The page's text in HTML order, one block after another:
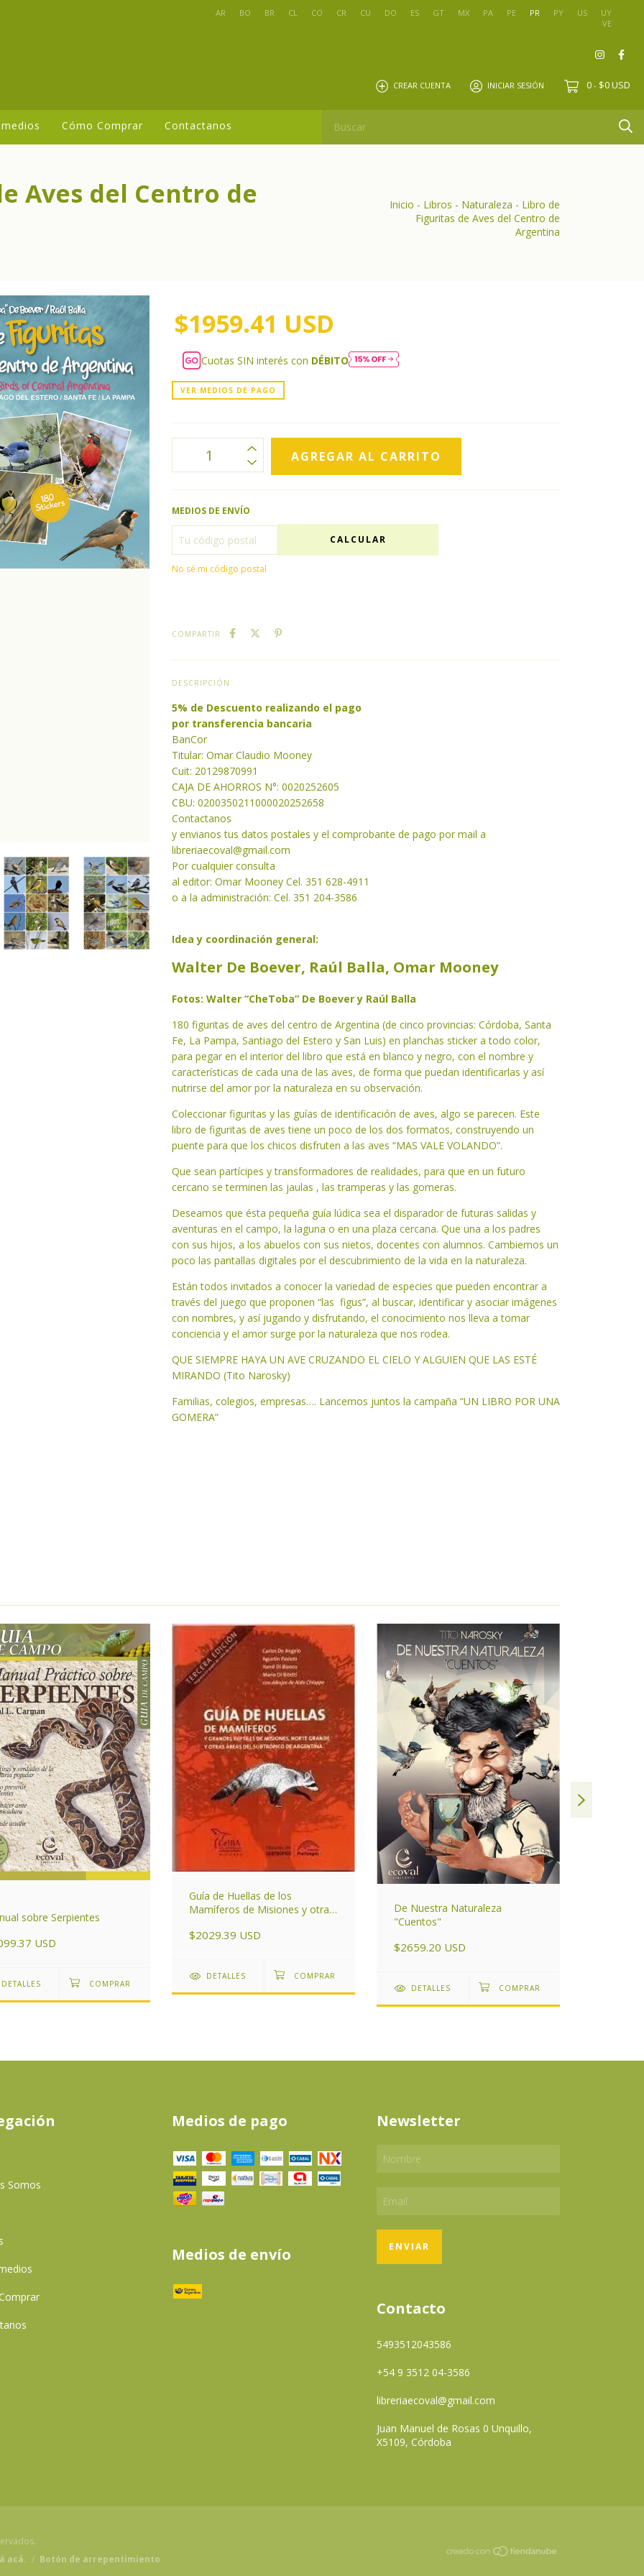
AR BO BR CL CO CR CU DO ES GT MX PA PE PR PY US
UY
VE
CREAR CUENTA INICIAR SESIÓN 0 - $0 USD
Cómo Comprar Contactanos
Aves del Centro de
Inicio - Libros - Naturaleza - Libro de
Figuritas de Aves del Centro de
Argentina
$1959.41 USD
Cuotas SIN interés con DÉBITO
VER MEDIOS DE PAGO
MEDIOS DE ENVÍO
CALCULAR
No sé mi código postal
COMPARTIR
DESCRIPCIÓN
5% de Descuento realizando el pago
por transferencia bancaria
BanCor
Titular: Omar Claudio Mooney
Cuit: 20129870991
CAJA DE AHORROS N°: 0020252605
CBU: 0200350211000020252658
Contactanos
y envianos tus datos postales y el comprobante de pago por mail a
libreriaecoval@gmail.com
Por cualquier consulta
al editor: Omar Mooney Cel. 351 628-4911
o a la administración: Cel. 351 204-3586
Idea y coordinación general:
Walter De Boever, Raúl Balla, Omar Mooney
Fotos: Walter “CheToba” De Boever y Raúl Balla
180 figuritas de aves del centro de Argentina (de cinco provincias: Córdoba, Santa
Fe, La Pampa, Santiago del Estero y San Luis) en planchas sticker a todo color,
para pegar en el interior del libro que está en blanco y negro, con el nombre y
características de cada una de las aves, de forma que puedan identificarlas y así
nutrirse del amor por la naturaleza en su observación.
Coleccionar figuritas y las guías de identificación de aves, algo se parecen. Este
libro de figuritas de aves tiene un poco de los dos formatos, construyendo un
puente para que los chicos disfruten a las aves “MAS VALE VOLANDO”.
Que sean partícipes y transformadores de realidades, para que en un futuro
cercano se terminen las jaulas , las tramperas y las gomeras.
Deseamos que ésta pequeña guía lúdica sea el disparador de futuras salidas y
aventuras en el campo, la laguna o en una plaza cercana. Que una a los padres
con sus hijos, a los abuelos con sus nietos, docentes con alumnos. Cambiemos un
poco las pantallas digitales por el descubrimiento de la vida en la naturaleza.
Están todos invitados a conocer la variedad de especies que pueden encontrar a
través del juego que proponen “las figus”, al buscar, identificar y asociar imágenes
con nombres, y así jugando y disfrutando, el conocimiento nos lleva a tomar
conciencia y el amor surge por la naturaleza que nos rodea.
QUE SIEMPRE HAYA UN AVE CRUZANDO EL CIELO Y ALGUIEN QUE LAS ESTÉ
MIRANDO (Tito Narosky)
Familias, colegios, empresas…. Lancemos juntos la campaña “UN LIBRO POR UNA
GOMERA”
sobre Serpientes
USD
DETALLES
Guía de Huellas de los
Mamíferos de Misiones y otras
Argentina
$2029.39 USD
DETALLES
De Nuestra Naturaleza
"Cuentos"
$2659.20 USD
DETALLES
Somos
Medios de pago
Medios de envío
Newsletter
Contacto
5493512043586
+54 9 3512 04-3586
libreriaecoval@gmail.com
Juan Manuel de Rosas 0 Unquillo,
X5109, Córdoba
acá. / Botón de arrepentimiento